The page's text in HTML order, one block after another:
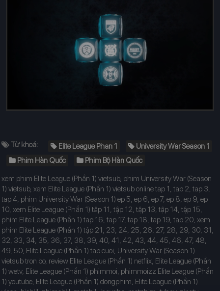
Từ khoá: Elite League Phan 1
University War Season 1
Phim Hàn Quốc
Phim Bộ Hàn Quốc
xem phim Elite League (Phần 1) vietsub, phim University War (Season
1) vietsub, xem Elite League (Phần 1) vietsub online tap 1, tap 2, tap 3,
tap 4, phim University War (Season 1) ep 5, ep 6, ep 7, ep 8, ep 9, ep
10, xem Elite League (Phần 1) tập 11, tập 12, tập 13, tập 14, tập 15,
phim Elite League (Phần 1) tap 16, tap 17, tap 18, tap 19, tap 20, xem
phim Elite League (Phần 1) tập 21, 23, 24, 25, 26, 27, 28, 29, 30, 31,
32, 33, 34, 35, 36, 37, 38, 39, 40, 41, 42, 43, 44, 45, 46, 47, 48,
49, 50, Elite League (Phần 1) tap cuoi, University War (Season 1)
vietsub tron bo, review Elite League (Phần 1) netflix, Elite League (Phần
1) wetv, Elite League (Phần 1) phimmoi, phimmoizz Elite League (Phần
1) youtube, Elite League (Phần 1) dongphim, Elite League (Phần 1)